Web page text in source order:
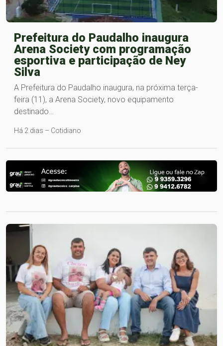
Prefeitura do Paudalho inaugura
Arena Society com programação
esportiva e participação de Ney
Silva
A Prefeitura do Paudalho inaugura, na próxima terça-
feira (11), a Arena Society, novo equipamento
destinado…
Há 2 dias – Cotidiano